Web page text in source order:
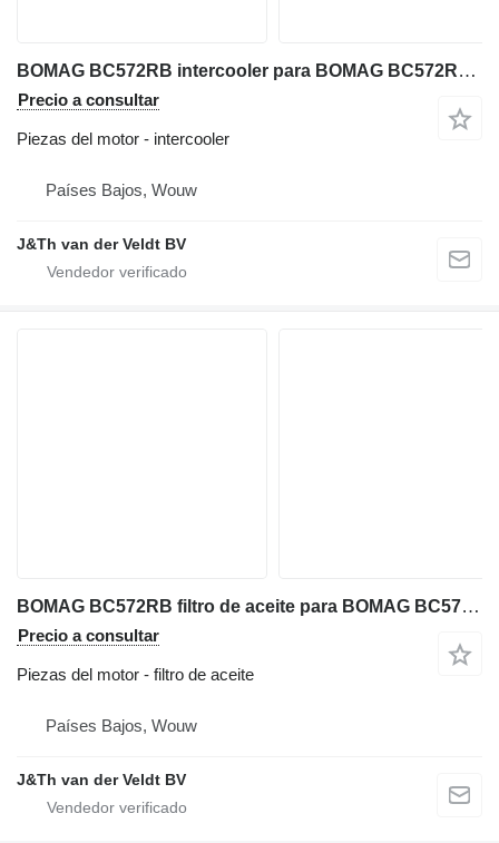
BOMAG BC572RB intercooler para BOMAG BC572RB compactador
Precio a consultar
Piezas del motor - intercooler
Países Bajos, Wouw
J&Th van der Veldt BV
BOMAG BC572RB filtro de aceite para BOMAG BC572RB compactador
Precio a consultar
Piezas del motor - filtro de aceite
Países Bajos, Wouw
J&Th van der Veldt BV